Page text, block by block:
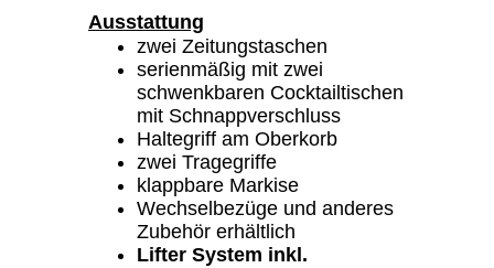
Ausstattung
zwei Zeitungstaschen
serienmäßig mit zwei
schwenkbaren Cocktailtischen
mit Schnappverschluss
Haltegriff am Oberkorb
zwei Tragegriffe
klappbare Markise
Wechselbezüge und anderes
Zubehör erhältlich
Lifter System inkl.